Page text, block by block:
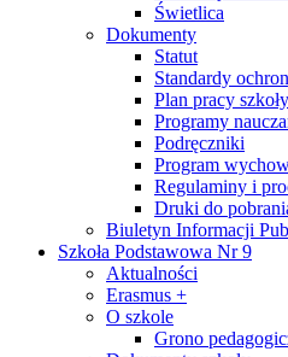
Świetlica
Dokumenty
Statut
Standardy
Plan pracy szkoły
Programy
Podręczniki
Program
Regulaminy i
Druki do
Biuletyn Informacji
Szkoła Podstawowa Nr 9
Aktualności
Erasmus +
O szkole
Grono